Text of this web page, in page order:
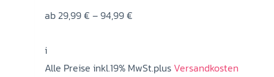
ab29,99€ –94,99€Preisspanne:
94,99 €
i
Alle Preise inkl.19% MwSt.plusVersandkosten